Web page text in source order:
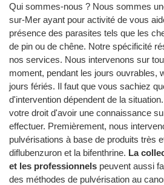
Qui sommes-nous ? Nous sommes
sur-Mer ayant pour activité de vous
présence des parasites tels que les
de pin ou de chêne. Notre spécificité
nos services. Nous intervenons sur
moment, pendant les jours ouvrables,
jours fériés. Il faut que vous sachiez
d'intervention dépendent de la
votre droit d'avoir une connaissance
effectuer. Premièrement, nous
pulvérisations à base de produits très
diflubenzuron et la bifenthrine. La
et les professionnels peuvent aussi
des méthodes de pulvérisation au